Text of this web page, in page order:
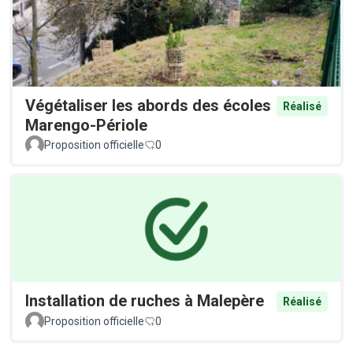
Végétaliser les abords des écoles
Marengo-Périole
Réalisé
Proposition officielle 0
Installation de ruches à Malepère
Réalisé
Proposition officielle
0